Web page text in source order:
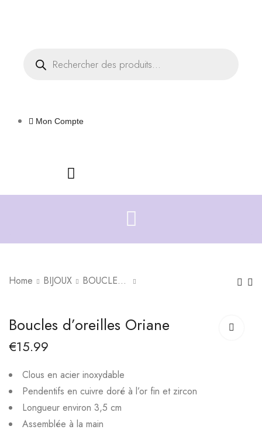
produits
Mon Compte
Home BIJOUX BOUCLES D'OREILLES
Lilas
Boucles d’oreilles Oriane
€15.99
Clous en acier inoxydable
Pendentifs en cuivre doré à l’or fin et zircon
Longueur environ 3,5 cm
Assemblée à la main